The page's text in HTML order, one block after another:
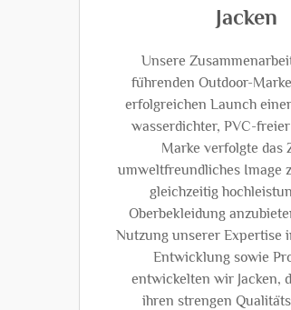
Jacken
Unsere
führenden Outdoor-
erfolgreichen Launch
wasserdichter, PVC-freier
Marke verfolgte das
umweltfreundliches Image
gleichzeitig
Oberbekleidung
Nutzung unserer Expertise
Entwicklung sowie
entwickelten wir Jacken,
ihren strengen